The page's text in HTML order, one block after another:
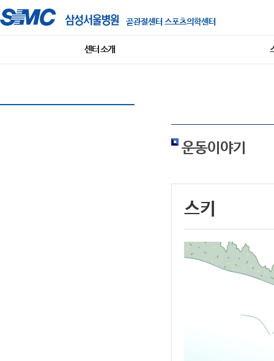
골관절센터 스포츠의학센터
센터 소개
운동이야기
스키